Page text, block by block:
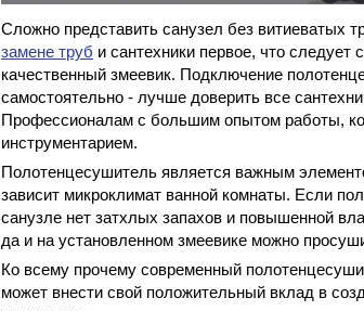
Сложно представить санузел без витиеватых
замене труб и сантехники первое, что следует
качественный змеевик. Подключение
самостоятельно - лучше доверить все
Профессионалам с большим опытом работы,
инструментарием.
Полотенцесушитель является важным
зависит микроклимат ванной комнаты. Если
санузле нет затхлых запахов и повышенной
да и на установленном змеевике можно
Ко всему прочему современный
может внести свой положительный вклад в